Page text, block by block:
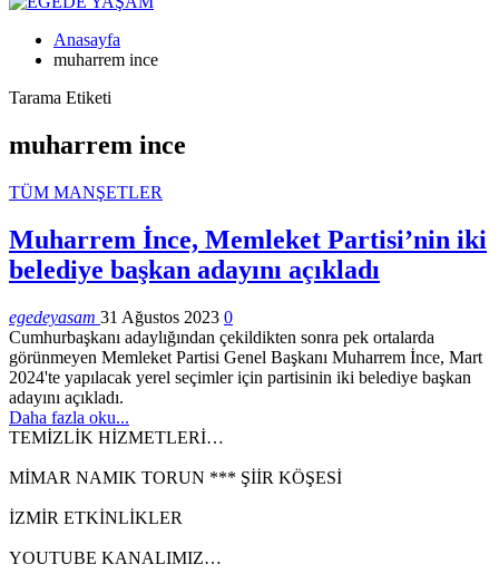
Anasayfa
muharrem ince
Tarama Etiketi
muharrem ince
TÜM MANŞETLER
Muharrem İnce, Memleket Partisi’nin iki
belediye başkan adayını açıkladı
egedeyasam 31 Ağustos 2023 0
Cumhurbaşkanı adaylığından çekildikten sonra pek ortalarda
görünmeyen Memleket Partisi Genel Başkanı Muharrem İnce, Mart
2024'te yapılacak yerel seçimler için partisinin iki belediye başkan
adayını açıkladı.
Daha fazla oku...
TEMİZLİK HİZMETLERİ…
MİMAR NAMIK TORUN *** ŞİİR KÖŞESİ
İZMİR ETKİNLİKLER
YOUTUBE KANALIMIZ…